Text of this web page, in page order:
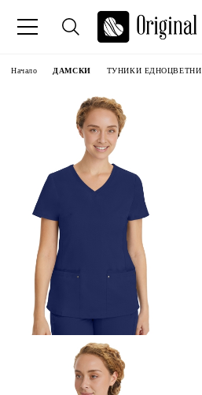
Начало ДАМСКИ ТУНИКИ ЕДНОЦВЕТНИ